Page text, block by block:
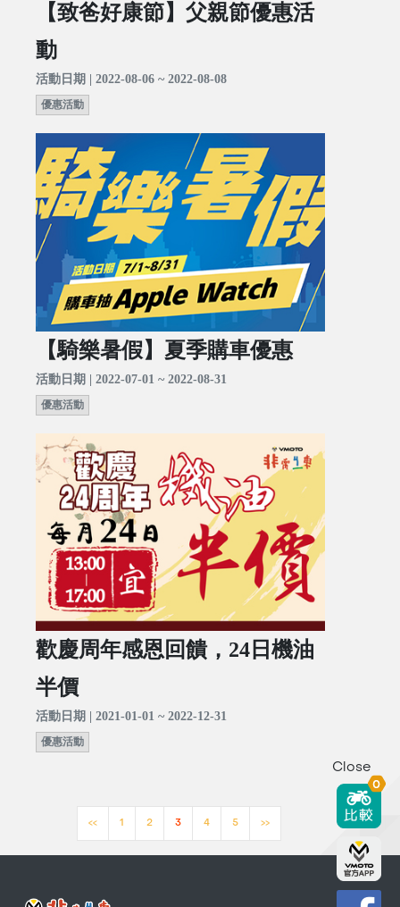
【致爸好康節】父親節優惠活
動
活動日期 | 2022-08-06 ~ 2022-08-08
優惠活動
【騎樂暑假】夏季購車優惠
活動日期 | 2022-07-01 ~ 2022-08-31
優惠活動
歡慶周年感恩回饋，24日機油
半價
活動日期 | 2021-01-01 ~ 2022-12-31
優惠活動
<< 1 2 3 4 5 >>
Close
0